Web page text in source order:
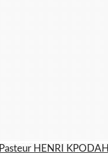
Pasteur HENRI KPODAHI